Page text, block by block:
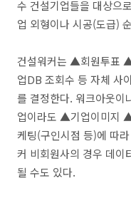
수 건설기업들을 대상으
업 외형이나 시공(도급)
건설워커는 ▲회원투표
업DB 조회수 등 자체 사
를 결정한다. 워크아웃이
업이라도 ▲기업이미지
케팅(구인시점 등)에 따
커 비회원사의 경우 데이
될 수도 있다.